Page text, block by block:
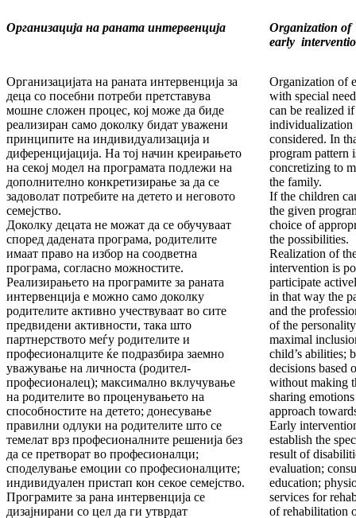
Организација на раната интервенција
Organization of
early
Организацијата на раната интервенција за
деца со посебни потреби претставува
мошне сложен процес, кој може да биде
реализиран само доколку бидат уважени
принципите на индивидуализација и
диференцијација. На тој начин креирањето
на секој модел на програмата подлежи на
дополнително конкретизирање за да се
задоволат потребите на детето и неговото
семејство.
Доколку децата не можат да се обучуваат
според дадената програма, родителите
имаат право на избор на соодветна
програма, согласно можностите.
Реализирањето на програмите за раната
интервенција е можно само доколку
родителите активно учествуваат во сите
предвидени активности, така што
партнерството меѓу родителите и
професионалците ќе подразбира заемно
уважување на личноста (родител-
професионалец); максимално вклучување
на родителите во проценувањето на
способностите на детето; донесување
правилни одлуки на родителите што се
темелат врз професионалните решенија без
да се претворат во професионалци;
споделување емоции со професионалците;
индивидуален пристап кон секое семејство.
Програмите за рана интервенција се
дизајнирани со цел да ги утврдат
Organization of
with special
can be realized
individualization
considered. In
program pattern
concretizing to
the family.
If the children
the given
choice of
the possibilities.
Realization of
intervention is
participate
in that way the
and the
of the
maximal
child’s abilities;
decisions based
without making
sharing
approach
Early
establish the
result of
evaluation;
education;
services for
of rehabilitation